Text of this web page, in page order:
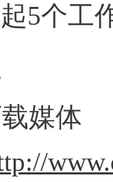
5个工
媒体